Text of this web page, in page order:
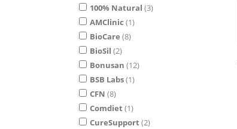
100% Natural 3
AMClinic 1
BioCare 8
BioSil 2
Bonusan 12
BSB Labs 1
CFN 8
Comdiet 1
CureSupport 2